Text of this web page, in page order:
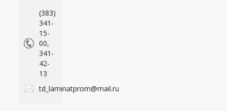
(383)
341-
15-
00,
341-
42-
13
td_laminatprom@mail.ru